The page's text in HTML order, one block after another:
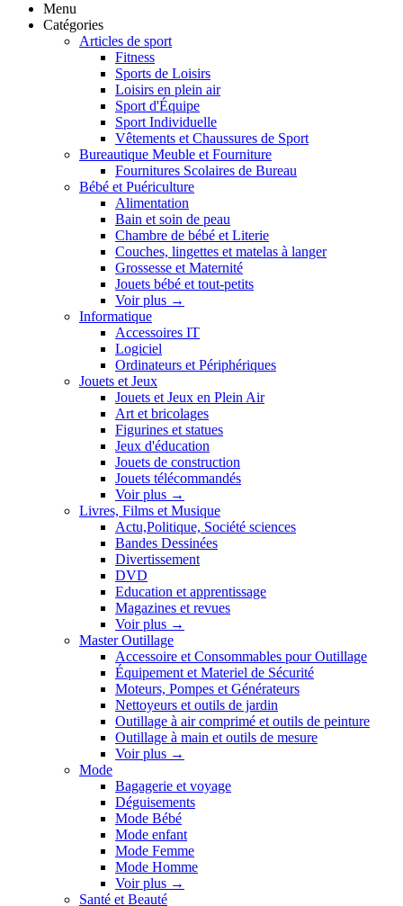
Menu
Catégories
Articles de sport
Fitness
Sports de Loisirs
Loisirs en plein air
Sport d'Équipe
Sport Individuelle
Vêtements et Chaussures de Sport
Bureautique Meuble et Fourniture
Fournitures Scolaires de Bureau
Bébé et Puériculture
Alimentation
Bain et soin de peau
Chambre de bébé et Literie
Couches, lingettes et matelas à langer
Grossesse et Maternité
Jouets bébé et tout-petits
Voir plus →
Informatique
Accessoires IT
Logiciel
Ordinateurs et Périphériques
Jouets et Jeux
Jouets et Jeux en Plein Air
Art et bricolages
Figurines et statues
Jeux d'éducation
Jouets de construction
Jouets télécommandés
Voir plus →
Livres, Films et Musique
Actu,Politique, Société sciences
Bandes Dessinées
Divertissement
DVD
Education et apprentissage
Magazines et revues
Voir plus →
Master Outillage
Accessoire et Consommables pour Outillage
Équipement et Materiel de Sécurité
Moteurs, Pompes et Générateurs
Nettoyeurs et outils de jardin
Outillage à air comprimé et outils de peinture
Outillage à main et outils de mesure
Voir plus →
Mode
Bagagerie et voyage
Déguisements
Mode Bébé
Mode enfant
Mode Femme
Mode Homme
Voir plus →
Santé et Beauté